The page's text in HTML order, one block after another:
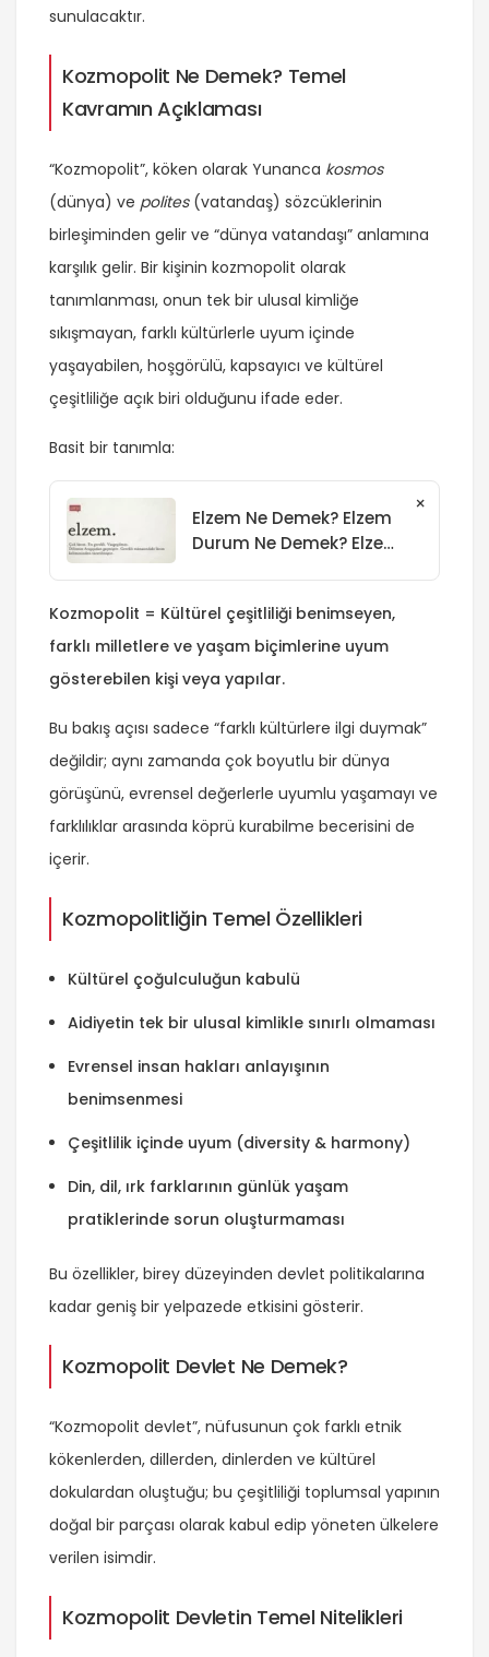
sunulacaktır.
Kozmopolit Ne Demek? Temel
Kavramın Açıklaması
“Kozmopolit”, köken olarak Yunanca kosmos
(dünya) ve polites(vatandaş) sözcüklerinin
birleşiminden gelir ve “dünya vatandaşı” anlamına
karşılık gelir. Bir kişinin kozmopolit olarak
tanımlanması, onun tek bir ulusal kimliğe
sıkışmayan, farklı kültürlerle uyum içinde
yaşayabilen, hoşgörülü, kapsayıcı ve kültürel
çeşitliliğe açık biri olduğunu ifade eder.
Basit bir tanımla:
Elzem Ne Demek? Elzem
Durum Ne Demek? Elzem
×
Kozmopolit = Kültürel çeşitliliği benimseyen,
farklı milletlere ve yaşam biçimlerine uyum
gösterebilen kişi veya yapılar.
Bu bakış açısı sadece “farklı kültürlere ilgi duymak”
değildir; aynı zamanda çok boyutlu bir dünya
görüşünü, evrensel değerlerle uyumlu yaşamayı ve
farklılıklar arasında köprü kurabilme becerisini de
içerir.
Kozmopolitliğin Temel Özellikleri
Kültürel çoğulculuğun kabulü
Aidiyetin tek bir ulusal kimlikle sınırlı olmaması
Evrensel insan hakları anlayışının
benimsenmesi
Çeşitlilik içinde uyum (diversity & harmony)
Din, dil, ırk farklarının günlük yaşam
pratiklerinde sorun oluşturmaması
Bu özellikler, birey düzeyinden devlet politikalarına
kadar geniş bir yelpazede etkisini gösterir.
Kozmopolit Devlet Ne Demek?
“Kozmopolit devlet”, nüfusunun çok farklı etnik
kökenlerden, dillerden, dinlerden ve kültürel
dokulardan oluştuğu; bu çeşitliliği toplumsal yapının
doğal bir parçası olarak kabul edip yöneten ülkelere
verilen isimdir.
Kozmopolit Devletin Temel Nitelikleri